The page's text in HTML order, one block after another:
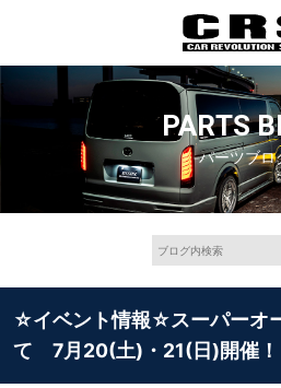
PARTS
パーツブロ
☆イベント情報☆スーパーオ
て 7月20(土)・21(日)開催！